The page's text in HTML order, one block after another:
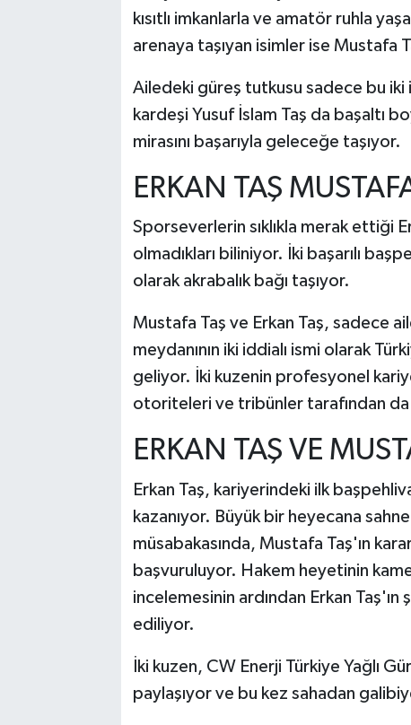
kısıtlı imkanlarla ve amatör ruhla
arenaya taşıyan isimler ise Mustafa
Ailedeki güreş tutkusu sadece bu iki
kardeşi Yusuf İslam Taş da başaltı
mirasını başarıyla geleceğe taşıyor.
ERKAN TAŞ
Sporseverlerin sıklıkla merak ettiği
olmadıkları biliniyor. İki başarılı
olarak akrabalık bağı taşıyor.
Mustafa Taş ve Erkan Taş, sadece
meydanının iki iddialı ismi olarak
geliyor. İki kuzenin profesyonel
otoriteleri ve tribünler tarafından
ERKAN TAŞ VE
Erkan Taş, kariyerindeki ilk
kazanıyor. Büyük bir heyecana
müsabakasında, Mustafa Taş'ın
başvuruluyor. Hakem heyetinin
incelemesinin ardından Erkan
ediliyor.
İki kuzen, CW Enerji Türkiye Yağlı
paylaşıyor ve bu kez sahadan